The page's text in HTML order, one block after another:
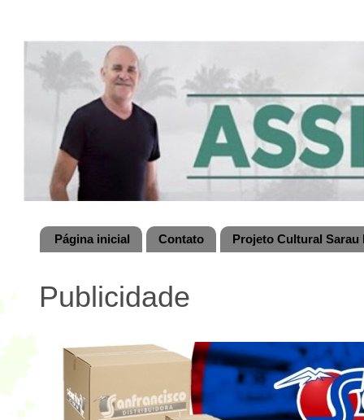
Página inicial Contato Projeto Cultural
Publicidade